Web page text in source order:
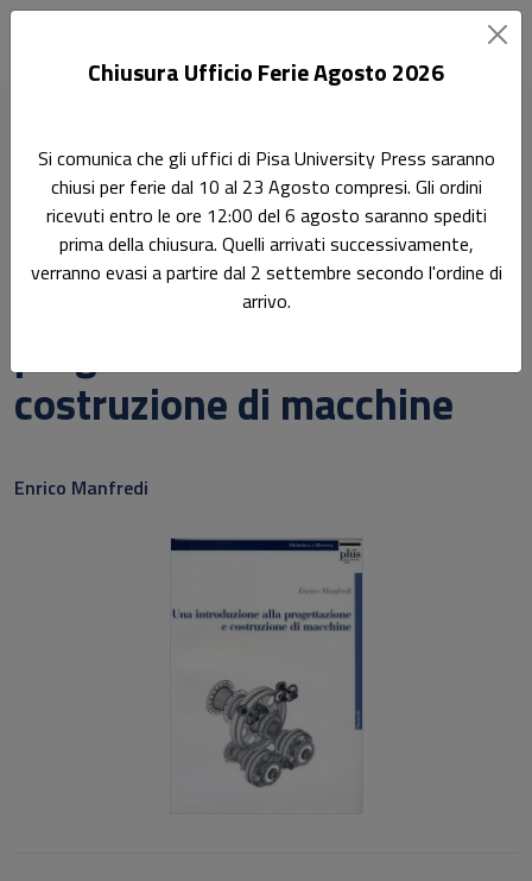
Una introduzione alla progettazione e costruzione di
macchine
Didattica
Una introduzione alla
costruzione di macchine
Enrico Manfredi
Chiusura Ufficio Ferie Agosto 2026
Si comunica che gli uffici di Pisa University Press saranno
chiusi per ferie dal 10 al 23 Agosto compresi. Gli ordini
ricevuti entro le ore 12:00 del 6 agosto saranno spediti
prima della chiusura. Quelli arrivati successivamente,
verranno evasi a partire dal 2 settembre secondo l'ordine di
arrivo.